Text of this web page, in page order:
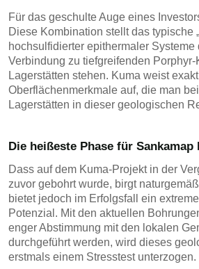
Für das geschulte Auge eines
Diese Kombination stellt das typische
hochsulfidierter epithermaler Systeme
Verbindung zu tiefgreifenden Porphyr-
Lagerstätten stehen. Kuma weist
Oberflächenmerkmale auf, die man
Lagerstätten in dieser geologischen
Die heißeste Phase für Sankamap
Dass auf dem Kuma-Projekt in der
zuvor gebohrt wurde, birgt
bietet jedoch im Erfolgsfall ein
Potenzial. Mit den aktuellen
enger Abstimmung mit den lokalen
durchgeführt werden, wird dieses
erstmals einem Stresstest unterzogen.